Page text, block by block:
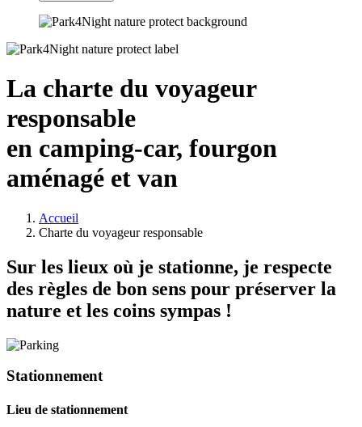
La charte du voyageur
responsable
en camping-car, fourgon
aménagé et van
Accueil
Charte du voyageur responsable
Sur les lieux où je stationne, je respecte
des règles de bon sens pour préserver la
nature et les coins sympas !
Stationnement
Lieu de stationnement